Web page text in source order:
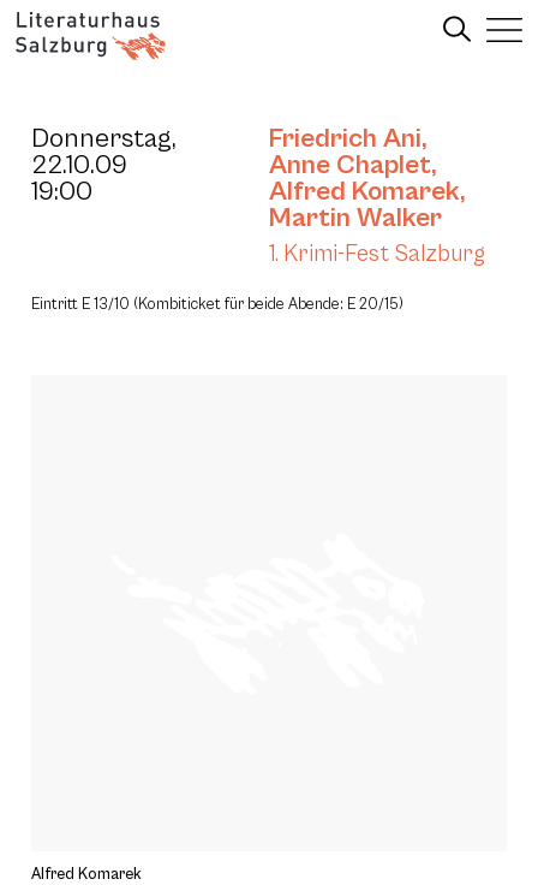
Donnerstag,
22.10.09
19:00
Friedrich Ani,
Anne Chaplet,
Alfred Komarek,
Martin Walker
1. Krimi-Fest Salzburg
Eintritt E 13/10 (Kombiticket für beide Abende: E 20/15)
Alfred Komarek